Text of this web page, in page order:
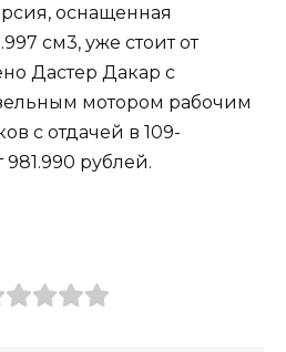
оснащенная
см3, уже стоит от
Дастер Дакар с
мотором рабочим
с отдачей в 109-
рублей.